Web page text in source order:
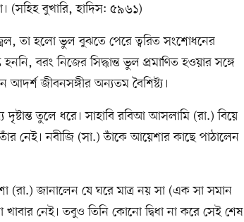
(সহিহ বুখারি, হাদিস: ৫৯৬১)
তা হলো ভুল বুঝতে পেরে ত্বরিত সংশোধনের
বরং নিজের সিদ্ধান্ত ভুল প্রমাণিত হওয়ার সঙ্গে
জীবনসঙ্গীর অন্যতম বৈশিষ্ট্য।
তুলে ধরে। সাহাবি রবিআ আসলামি (রা.) বিয়ে
নেই। নবীজি (সা.) তাঁকে আয়েশার কাছে পাঠালেন
জানালেন যে ঘরে মাত্র নয় সা (এক সা সমান
নেই। তবুও তিনি কোনো দ্বিধা না করে সেই শেষ